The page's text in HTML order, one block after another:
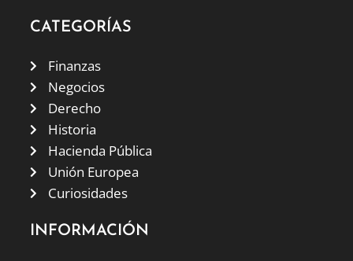
CATEGORÍAS
Finanzas
Negocios
Derecho
Historia
Hacienda Pública
Unión Europea
Curiosidades
INFORMACIÓN